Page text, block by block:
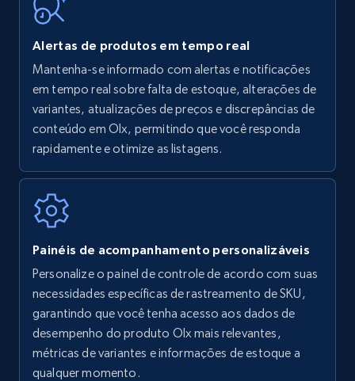
35.3K+
Amazon Reviews
URL, Product name, Product rating, Product
rating object, Product rating max, Rating,
7.4K+
Walmart - products
URL, Final price, Sku, Currency, Gtin,
Specifications, Image urls, Top reviews, and
more.
Alertas de produtos em tempo real
Mantenha-se informado com alertas e notificações
em tempo real sobre falta de estoque, alterações de
variantes, atualizações de preços e discrepâncias de
conteúdo em Olx, permitindo que você responda
rapidamente e otimize as listagens.
Painéis de acompanhamento personalizáveis
Personalize o painel de controle de acordo com suas
necessidades específicas de rastreamento de SKU,
garantindo que você tenha acesso aos dados de
desempenho do produto Olx mais relevantes,
métricas de variantes e informações de estoque a
qualquer momento.